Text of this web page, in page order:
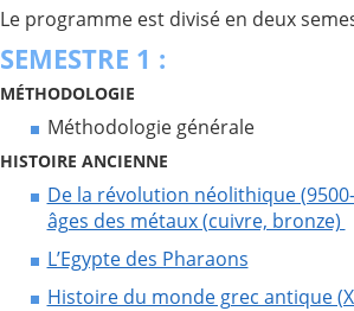
Le programme est divisé en deux
SEMESTRE 1 :
MÉTHODOLOGIE
Méthodologie générale
HISTOIRE ANCIENNE
De la révolution néolithique
âges des métaux (cuivre, bronze)
L’Egypte des Pharaons
Histoire du monde grec antique